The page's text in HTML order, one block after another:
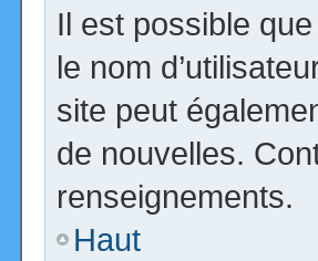
Il est possible
le nom
site peut
de nouvelles.
renseignements.
Haut